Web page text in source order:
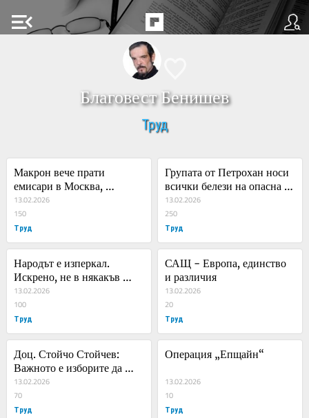
menu_open
Благовест Бенишев
Труд
Макрон вече прати
емисари в Москва,
раздвижват се Германия и
Италия
13.02.2026
150
Труд
Групата от Петрохан носи
всички белези на опасна
религиозна секта
13.02.2026
250
Труд
Народът е изперкал.
Искрено, не в някакъв
шеговит или преносен
смисъл
13.02.2026
100
Труд
САЩ - Европа, единство
и различия
13.02.2026
20
Труд
Доц. Стойчо Стойчев:
Важното е изборите да
зависят от избирателите, а
не от служебния премиер и
кабинета му
13.02.2026
70
Труд
Операция „Епщайн“
13.02.2026
10
Труд